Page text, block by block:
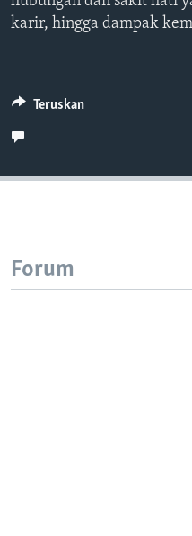
karir, hingga dampak
Teruskan
Forum